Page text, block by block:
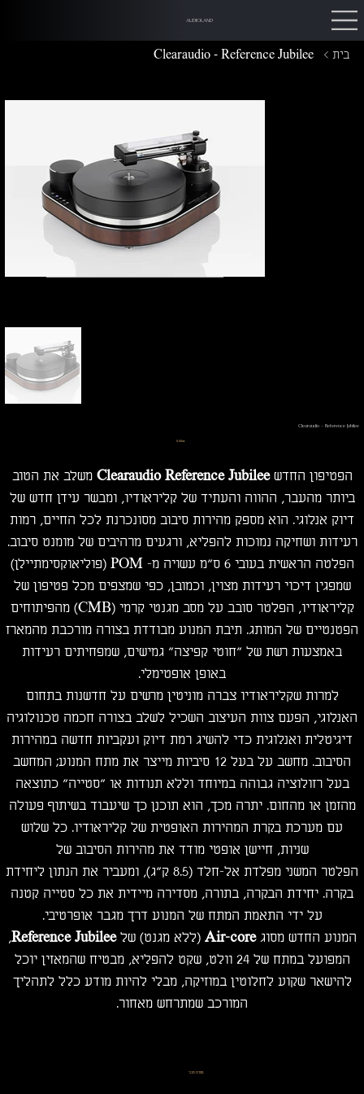
AUDIOLAND
בית >
Clearaudio - Reference Jubilee
Clearaudio - Reference Jubilee
מחיר
‏0.00 ‏₪
הפטיפון החדש Clearaudio Reference Jubilee
משלב את הטוב
ביותר מהעבר, ההווה והעתיד של קליראודיו, ומבשר עידן חדש של
דיוק אנלוגי. הוא מספק מהירות סיבוב מסונכרנת לכל החיים, רמות
רעידות ושחיקה נמוכות להפליא, ורגעים מרהיבים של מומנט סיבוב.
הפלטה הראשית בעובי 6 ס"מ עשויה מ- POM (פוליאוקסימתיילן)
שמפגין דיכוי רעידות מצוין, וכמובן, כפי שמצפים מכל פטיפון של
קליראודיו, הפלטר סובב על מסב מגנטי קרמי (CMB) מהפיתוחים
הפטנטיים של המותג. תיבת המנוע מבודדת בצורה מורכבת מהמארז
באמצעות רשת של "חוטי קפיצה" גמישים, שמפחיתים רעידות
באופן אופטימלי.
למרות שקליראודיו צברה מוניטין מרשים על חדשנות בתחום
האנלוגי, הפעם צוות העיצוב השכיל לשלב בצורה חכמה טכנולוגיה
דיגיטלית ואנלוגית כדי להשיג רמת דיוק ועקביות חדשה במהירות
הסיבוב. מחשב על בעל 12 סיביות מייצר את מתח המנוע; המחשב
בעל רזולוציה גבוהה במיוחד וללא תנודות או "סטייה" כתוצאה
מהזמן או מהחום. יתרה מכך, הוא תוכנן כך שיעבוד בשיתוף פעולה
עם מערכת בקרת המהירות האופטית של קליראודיו. כל שלוש
שניות, חיישן אופטי מודד את מהירות הסיבוב של
הפלטר המשני מפלדת אל-חלד (8.5 ק"ג), ומעביר את הנתון ליחידת
בקרה. יחידת הבקרה, בתורה, מסדירה מיידית את כל סטייה קטנה
על ידי התאמת המתח של המנוע דרך מגבר אופרטיבי.
המנוע החדש מסוגAir-core (ללא מגנט) שלReference Jubilee
,
המפועל במתח של 24 וולט, שקט להפליא, מבטיח שהמאזין יוכל
להישאר שקוע לחלוטין במוזיקה, מבלי להיות מודע כלל לתהליך
המורכב שמתרחש מאחור.
מפרט טכני